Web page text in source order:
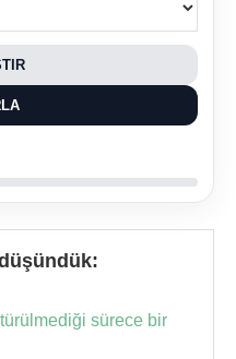
sürece bir